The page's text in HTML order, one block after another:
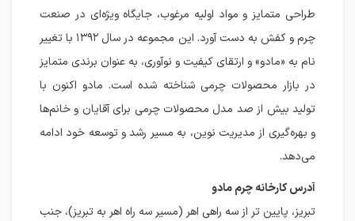
طراحی متمایز و مواد اولیه مرغوب، جایگاه ویژه‌ای در صنعت
چرم و کفش به دست آورد. این مجموعه در سال ۱۳۹۲ با تغییر
نام به «مادو» و ارتقای کیفیت و نوآوری، به عنوان برندی متمایز
در بازار محصولات چرمی شناخته شده است. مادو اکنون با
تولید بیش از صد مدل محصولات چرمی برای آقایان و خانم‌ها
و بهره‌گیری از مدیریت نوین، به مسیر رشد و توسعه خود ادامه
می‌دهد.
آدرس کارخانه چرم مادو
تبریز، پايين تر از سه راهی اهر (مسير سه راه اهر به تبريز)، جنب